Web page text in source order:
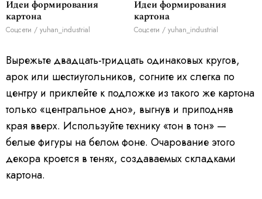
Идеи формирования
картона
Соцсети / yuhan_industrial
Идеи формирования
картона
Соцсети / yuhan_industrial
Вырежьте двадцать-тридцать одинаковых кругов,
арок или шестиугольников, согните их слегка по
центру и приклейте к подложке из такого же картона
только «центральное дно», выгнув и приподняв
края вверх. Используйте технику «тон в тон» —
белые фигуры на белом фоне. Очарование этого
декора кроется в тенях, создаваемых складками
картона.